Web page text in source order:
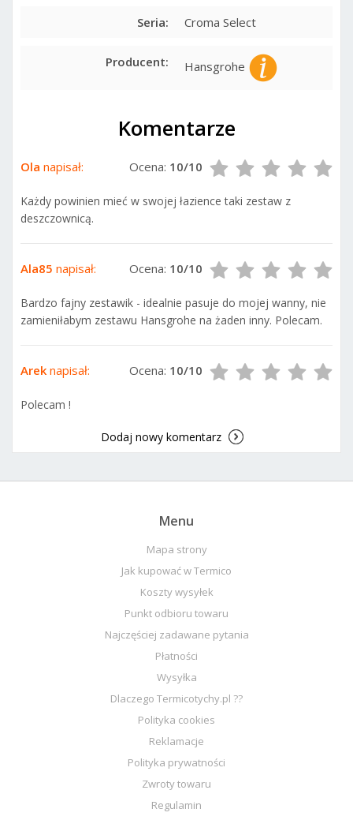
Seria: Croma Select
Producent: Hansgrohe
Komentarze
Ola napisał: Ocena: 10/10
Każdy powinien mieć w swojej łazience taki zestaw z
deszczownicą.
Ala85 napisał: Ocena: 10/10
Bardzo fajny zestawik - idealnie pasuje do mojej wanny, nie
zamieniłabym zestawu Hansgrohe na żaden inny. Polecam.
Arek napisał: Ocena: 10/10
Polecam !
Dodaj nowy komentarz
Menu
Mapa strony
Jak kupować w Termico
Koszty wysyłek
Punkt odbioru towaru
Najczęściej zadawane pytania
Płatności
Wysyłka
Dlaczego Termicotychy.pl ??
Polityka cookies
Reklamacje
Polityka prywatności
Zwroty towaru
Regulamin